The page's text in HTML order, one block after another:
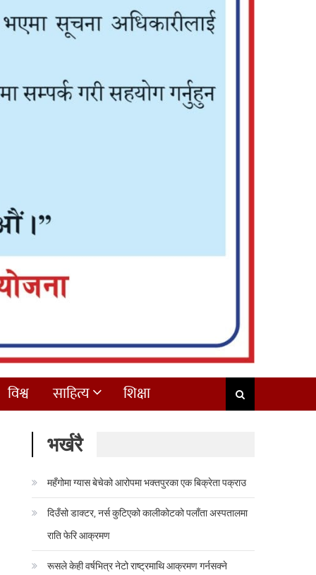
विश्व साहित्य शिक्षा
भर्खरै
महँगोमा ग्यास बेचेको आरोपमा भक्तपुरका एक बिक्रेता पक्राउ
दिउँसो डाक्टर, नर्स कुटिएको कालीकोटको पलाँता अस्पतालमा
राति फेरि आक्रमण
रूसले केही वर्षभित्र नेटो राष्ट्रमाथि आक्रमण गर्नसक्ने